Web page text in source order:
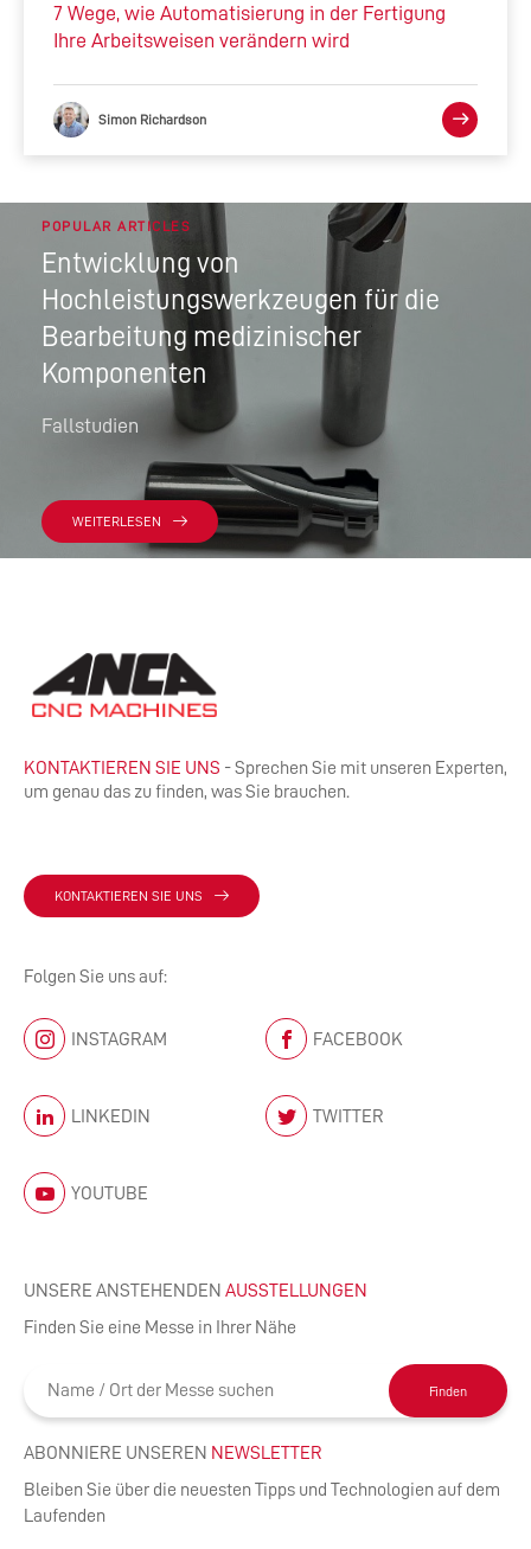
7 Wege, wie Automatisierung in der Fertigung
Ihre Arbeitsweisen verändern wird
Simon Richardson
POPULAR ARTICLES
Entwicklung von
Hochleistungswerkzeugen für die
Bearbeitung medizinischer
Komponenten
Fallstudien
WEITERLESEN
KONTAKTIEREN SIE UNS - Sprechen Sie mit unseren Experten,
um genau das zu finden, was Sie brauchen.
KONTAKTIEREN SIE UNS
Folgen Sie uns auf:
INSTAGRAM FACEBOOK
LINKEDIN TWITTER
YOUTUBE
UNSERE ANSTEHENDEN AUSSTELLUNGEN
Finden Sie eine Messe in Ihrer Nähe
Finden
ABONNIERE UNSEREN NEWSLETTER
Bleiben Sie über die neuesten Tipps und Technologien auf dem
Laufenden